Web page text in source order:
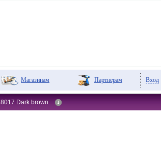
Магазинам Партнерам Вход
8017 Dark brown.